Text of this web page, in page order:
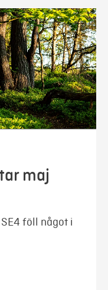
maj
föll något i